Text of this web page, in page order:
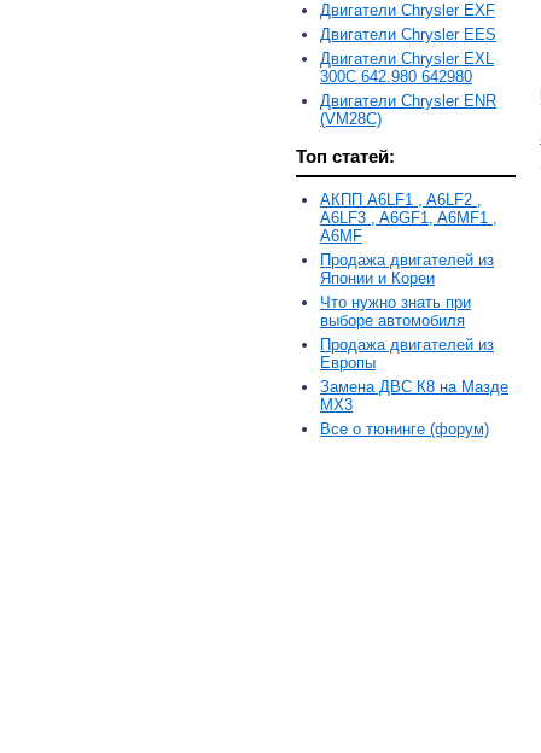
Двигатели Chrysler EXF
Двигатели Chrysler EES
Двигатели Chrysler EXL
300C 642.980 642980
Двигатели Chrysler ENR
(VM28C)
Топ статей:
АКПП A6LF1 , A6LF2 ,
A6LF3 , A6GF1, A6MF1 ,
A6MF
Продажа двигателей из
Японии и Кореи
Что нужно знать при
выборе автомобиля
Продажа двигателей из
Европы
Замена ДВС К8 на Мазде
MX3
Все о тюнинге (форум)